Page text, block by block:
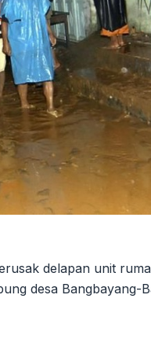
delapan unit
desa Bangbayang-